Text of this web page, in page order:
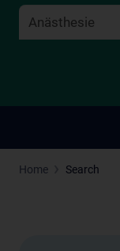
Home Search